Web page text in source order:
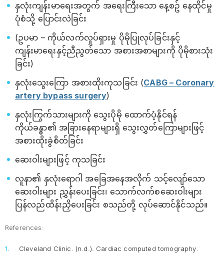
နှလုံးကျန်းမာရေးအတွက် အရေးကြီးသော နေ့စဥ် နေထိုင်မှု
ပုံစံသို့ ပြောင်းလဲခြင်း
(ဥပမာ – ကိုယ်လက်လှုပ်ရှားမှု ပိုမိုပြုလုပ်ခြင်းနှင့်
ကျန်းမာရေးနှင့်ညီညွတ်သော အစားအစာများကို ပိုမိုစားသုံး
ခြင်း)
နှလုံးသွေးကြော အစားထိုးကုသခြင်း (CABG – Coronary
artery bypass surgery)
နှလုံးကြွက်သားများကို သွေးပိုမို ထောက်ပံ့နိုင်ရန်
ကိုယ်ခန္ဓာ၏ အခြားနေရာများရှိ သွေးလွှတ်ကြောများဖြင့်
အစားထိုးခွဲစိတ်ခြင်း
ဆေးဝါးများဖြင့် ကုသခြင်း
လူနာ၏ နှလုံးရောဂါ အခြေအနေအလိုက် သင့်လျော်သော
ဆေးဝါးများ ညွှန်းပေးခြင်း၊ သောက်လက်စဆေးဝါးများ
ပြန်လည်ထိန်းညှိပေးခြင်း စသည်တို့ လုပ်ဆောင်နိုင်သည်။
References:
Cleveland Clinic. (n.d.). Cardiac computed tomography